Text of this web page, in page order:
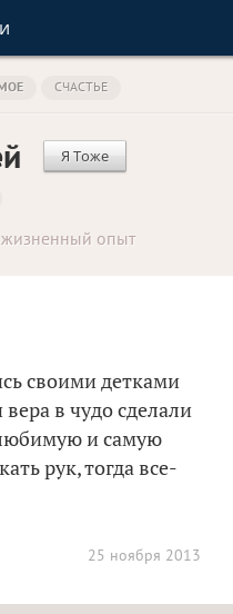
СЧАСТЬЕ
Я Тоже
жизненный опыт
своими детками
в чудо сделали
и самую
рук, тогда все-
25 ноября 2013